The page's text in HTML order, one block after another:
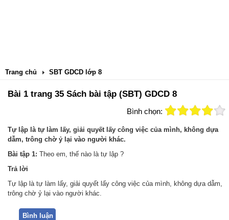
Trang chủ SBT GDCD lớp 8
Bài 1 trang 35 Sách bài tập (SBT) GDCD 8
Bình chọn:
Tự lập là tự làm lấy, giải quyết lấy công việc của mình, không dựa
dẫm, trông chờ ỷ lại vào người khác.
Bài tập 1: Theo em, thế nào là tự lập ?
Trảlời
Tự lập là tự làm lấy, giải quyết lấy công việc của mình, không dựa dẫm,
trông chờ ỷ lại vào người khác.
Bình luận